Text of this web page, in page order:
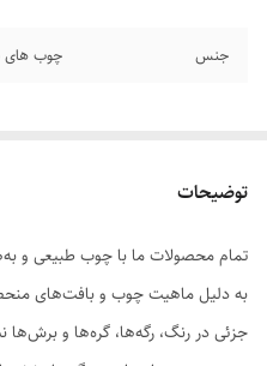
جنس چوب های
توضیحات
تمام محصولات ما با چوب طبیعی و
به دلیل ماهیت چوب و بافت‌های
جزئی در رنگ، رگه‌ها، گره‌ها و برش‌ها